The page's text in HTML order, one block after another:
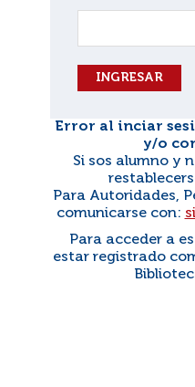
Error al inciar
y/o
Si sos alumno y
Para Autoridades,
comunicarse con:
Para acceder a
estar registrado